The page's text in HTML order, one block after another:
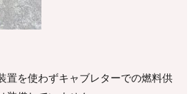
置を使わずキャブレターでの燃料供